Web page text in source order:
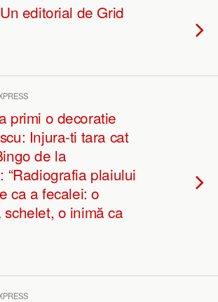
editorial de Grid
primi o decoratie
Injura-ti tara cat
de la
“Radiografia plaiului
ca a fecalei: o
o inimă ca